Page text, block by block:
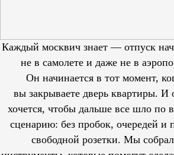
Каждый москвич знает — отпуск
не в самолете и даже не в
Он начинается в тот момент,
вы закрываете дверь квартиры. И
хочется, чтобы дальше все шло по
сценарию: без пробок, очередей и
свободной розетки. Мы